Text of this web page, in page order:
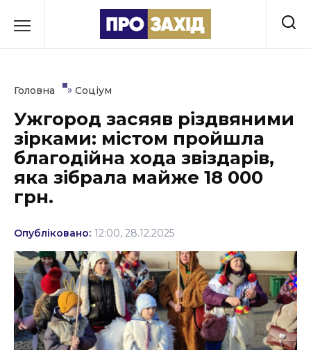
до
Культура
Освіта
Події
Політика
Соціум
Спорт
Стиль життя
Головна » Соціум
Ужгород засяяв різдвяними
зірками: містом пройшла
благодійна хода звіздарів,
яка зібрала майже 18 000
грн.
Опубліковано: 12:00, 28.12.2025